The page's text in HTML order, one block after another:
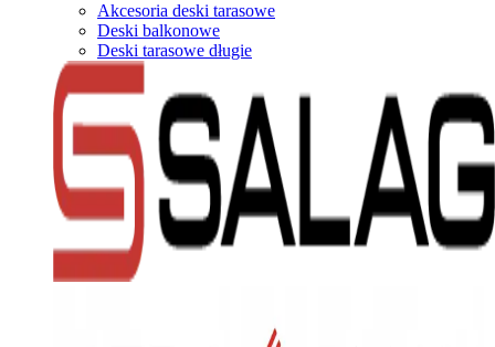
Akcesoria deski tarasowe
Deski balkonowe
Deski tarasowe długie